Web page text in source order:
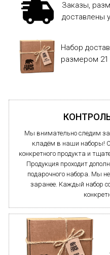
Мы внимательно следим
кладём в наши наборы!
конкретного продукта и
Продукция проходит
подарочного набора. Мы
заранее. Каждый набор
Заказы,
доставлены
Набор
размером
Джон Кэмпбелл
Подарок
Моя мама прошла
что я не был
подарок
Удивительный
вас за этот
★★★★★
Джон Кэмпбелл
18 марта 2020
★★★★★